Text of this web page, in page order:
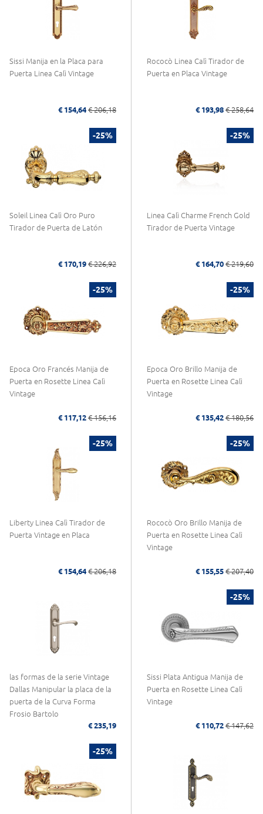
Sissi Manija en la Placa para
Puerta Linea Calì Vintage
€ 154,64 € 206,18
Rococò Linea Calì Tirador de
Puerta en Placa Vintage
€ 193,98 € 258,64
-25%
Soleil Linea Calì Oro Puro
Tirador de Puerta de Latón
€ 170,19 € 226,92
-25%
Linea Calì Charme French Gold
Tirador de Puerta Vintage
€ 164,70 € 219,60
-25%
Epoca Oro Francés Manija de
Puerta en Rosette Linea Calì
Vintage
€ 117,12 € 156,16
-25%
Epoca Oro Brillo Manija de
Puerta en Rosette Linea Calì
Vintage
€ 135,42 € 180,56
-25%
Liberty Linea Calì Tirador de
Puerta Vintage en Placa
€ 154,64 € 206,18
-25%
Rococò Oro Brillo Manija de
Puerta en Rosette Linea Calì
Vintage
€ 155,55 € 207,40
las formas de la serie Vintage
Dallas Manipular la placa de la
puerta de la Curva Forma
Frosio Bartolo
€ 235,19
-25%
Sissi Plata Antigua Manija de
Puerta en Rosette Linea Calì
Vintage
€ 110,72 € 147,62
-25%